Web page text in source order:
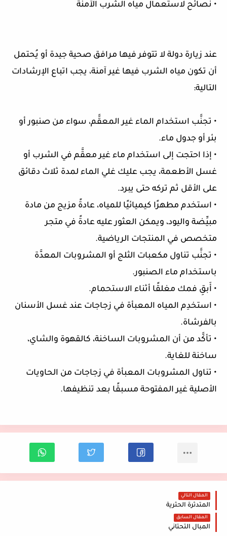
• نصائح لاستعمال مياه الشرب الآمنة
عند زيارة دولة لا تتوفر فيها مرافق صحية جيدة أو يُحتمل
أن تكون مياه الشرب فيها غير آمنة، يجب اتباع الإرشادات
التالية:
• تجنَّب استخدام الماء غير المعقَّم، سواء من صنبور أو
بئر أو جدول ماء.
• إذا احتجت إلى استخدام ماء غير معقَّم في الشرب أو
غسل الأطعمة، يجب عليك غلي الماء لمدة ثلاث دقائق
على الأقل ثم تركه حتى يبرد.
• استخدم مطهرًا كيميائيًا للمياه، عادةً مزيج من مادة
مبيِّضة واليود، ويمكن العثور عليه عادةً في متجر
متخصص في المنتجات الرياضية.
• تجنَّب تناول مكعبات الثلج أو المشروبات المعدَّة
باستخدام ماء الصنبور.
• أَبقِ فمك مغلقًا أثناء الاستحمام.
• استخدِم المياه المعبأة في زجاجات عند غسل الأسنان
بالفرشاة.
• تأكَّد من أن المشروبات الساخنة، كالقهوة والشاي،
ساخنة للغاية.
• تناول المشروبات المعبأة في زجاجات من الحاويات
الأصلية غير المفتوحة مسبقًا بعد تنظيفها.
المقال التالي
المتدثرة الحثرية
المقال السابق
المبال التحتاني